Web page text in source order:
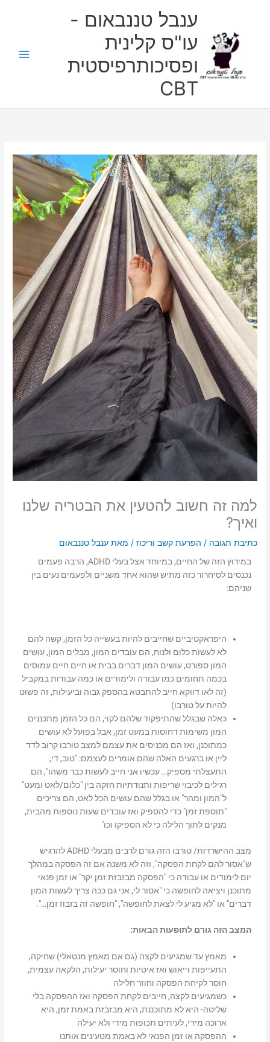
ענבל טננבאום -
עו"ס קלינית
ופסיכותרפיסטית
CBT
למה זה חשוב להטעין את הבטריה שלנו
ואיך?
כתיבת תגובה / הפרעת קשב וריכוז / מאתענבל טננבאום
במירוץ הזה של החיים, במיוחד אצל בעלי ADHD, הרבה פעמים
נכנסים לסיחרור כזה מתיש שהוא אחד משניים ולפעמים נעים בין
שניהם:
היפראקטיביים שחייבים להיות בעשייה כל הזמן, קשה להם
לא לעשות כלום ולנוח, הם עובדים המון, מבלים המון, עושים
המון ספורט, עושים המון דברים בבית או חיים חיים עמוסים
בכמה תחומים כמו עבודה ולימודים או כמה עבודות במקביל
(זה לאו דווקא חייב להתבטא בהספק גבוה וביעילות, זה פשוט
להיות על טורבו)
כאלה שבגלל שהתיפקוד שלהם לקוי, הם כל הזמן מתכננים
המון משימות דחוסות במעט זמן, אבל בפועל לא עושים
כמתוכנן, ואז הם מכניסים את עצמם למצב טורבו קרוב לדד
ליין או ברגעים האלה שהם אומרים לעצמם: "טוב, די,
התעצלתי מספיק… עכשיו אני חייב לעשות כבר משהו", הם
רגילים לכיבוי שריפות ותנודתיות חזקה בין "כלום/לאט ומעט"
ל"המון ומהר" או בגלל שהם עושים הכל לאט, הם צריכים
"תוספת זמן" כדי להספיק ואז עובדים שעות נוספות מהבית,
מנקים לתוך הלילה כי לא הספיקו וכו'
מצב ההישרדות/ טורבו הזה גורם לרבים מבעלי ADHD להרגיש
ש"אסור להם לקחת הפסקה", וזה לא משנה אם זה הפסקה במהלך
יום לימודים או עבודה כי "הפסקה מבזבזת זמן יקר" או זמן פנאי
מתוכנן ויציאה לחופשה כי "אסור לי, אני גם ככה צריך לעשות המון
דברים" או "לא מגיע לי לצאת לחופשה", "חופשה זה בזבוז זמן…".
המצב הזה גורם לתופעות הבאות:
מאמץ עד שמגיעים לקצה (גם אם מאמץ מנטאלי) שחיקה,
התעייפות וייאוש ואז איטיות וחוסר יעילות, הלקאה עצמית,
חוסר לקיחת הפסקה וחוזר חלילה
כשמגיעים לקצה, חייבים לקחת הפסקה ואז ההפסקה בלי
שליטה- היא לא מתוכננת, היא מבזבזת באמת זמן, היא
ארוכה מידי, לעיתים תכופות מידי ולא יעילה
ההפסקה או זמן הפנאי לא באמת מטעינים אותנו